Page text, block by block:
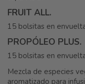
FRUIT ALL.
15 bolsitas en
PROPÓLEO PLUS.
15 bolsitas en
Mezcla de especies
aromatizado para